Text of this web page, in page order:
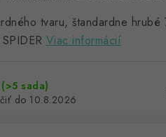
tvaru, štandardne hrubé
Viac informácií
(>5 sada)
10.8.2026